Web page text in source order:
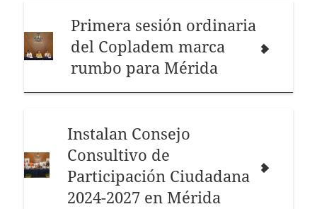
Primera sesión ordinaria
del Copladem marca
rumbo para Mérida
Instalan Consejo
Consultivo de
Participación Ciudadana
2024-2027 en Mérida